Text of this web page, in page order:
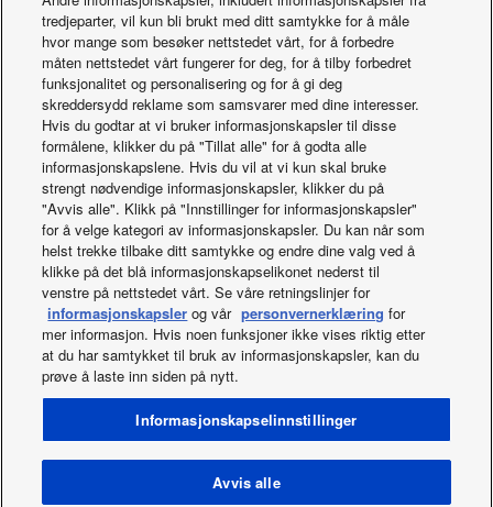
*En utendørs seriell-parallell I/O-enhet (CZ-CAPDC2) er
nødvendig for behovsinnmatingssignal.
Facebook Instagram
Kontakt oss Områdekart
Vilkår for bruk
Personvernpolicy
Policy om informasjonskapsler
Data act
Norwegian Transparency Act Statement
Nyheter
Energy labels
tredjeparter, vil kun bli brukt med ditt samtykke for å måle
hvor mange som besøker nettstedet vårt, for å forbedre
måten nettstedet vårt fungerer for deg, for å tilby forbedret
funksjonalitet og personalisering og for å gi deg
skreddersydd reklame som samsvarer med dine interesser.
Hvis du godtar at vi bruker informasjonskapsler til disse
formålene, klikker du på "Tillat alle" for å godta alle
informasjonskapslene. Hvis du vil at vi kun skal bruke
strengt nødvendige informasjonskapsler, klikker du på
"Avvis alle". Klikk på "Innstillinger for informasjonskapsler"
for å velge kategori av informasjonskapsler. Du kan når som
helst trekke tilbake ditt samtykke og endre dine valg ved å
klikke på det blå informasjonskapselikonet nederst til
venstre på nettstedet vårt. Se våre retningslinjer for
informasjonskapsler og vår personvernerklæring for
mer informasjon. Hvis noen funksjoner ikke vises riktig etter
at du har samtykket til bruk av informasjonskapsler, kan du
prøve å laste inn siden på nytt.
Informasjonskapselinnstillinger
Avvis alle